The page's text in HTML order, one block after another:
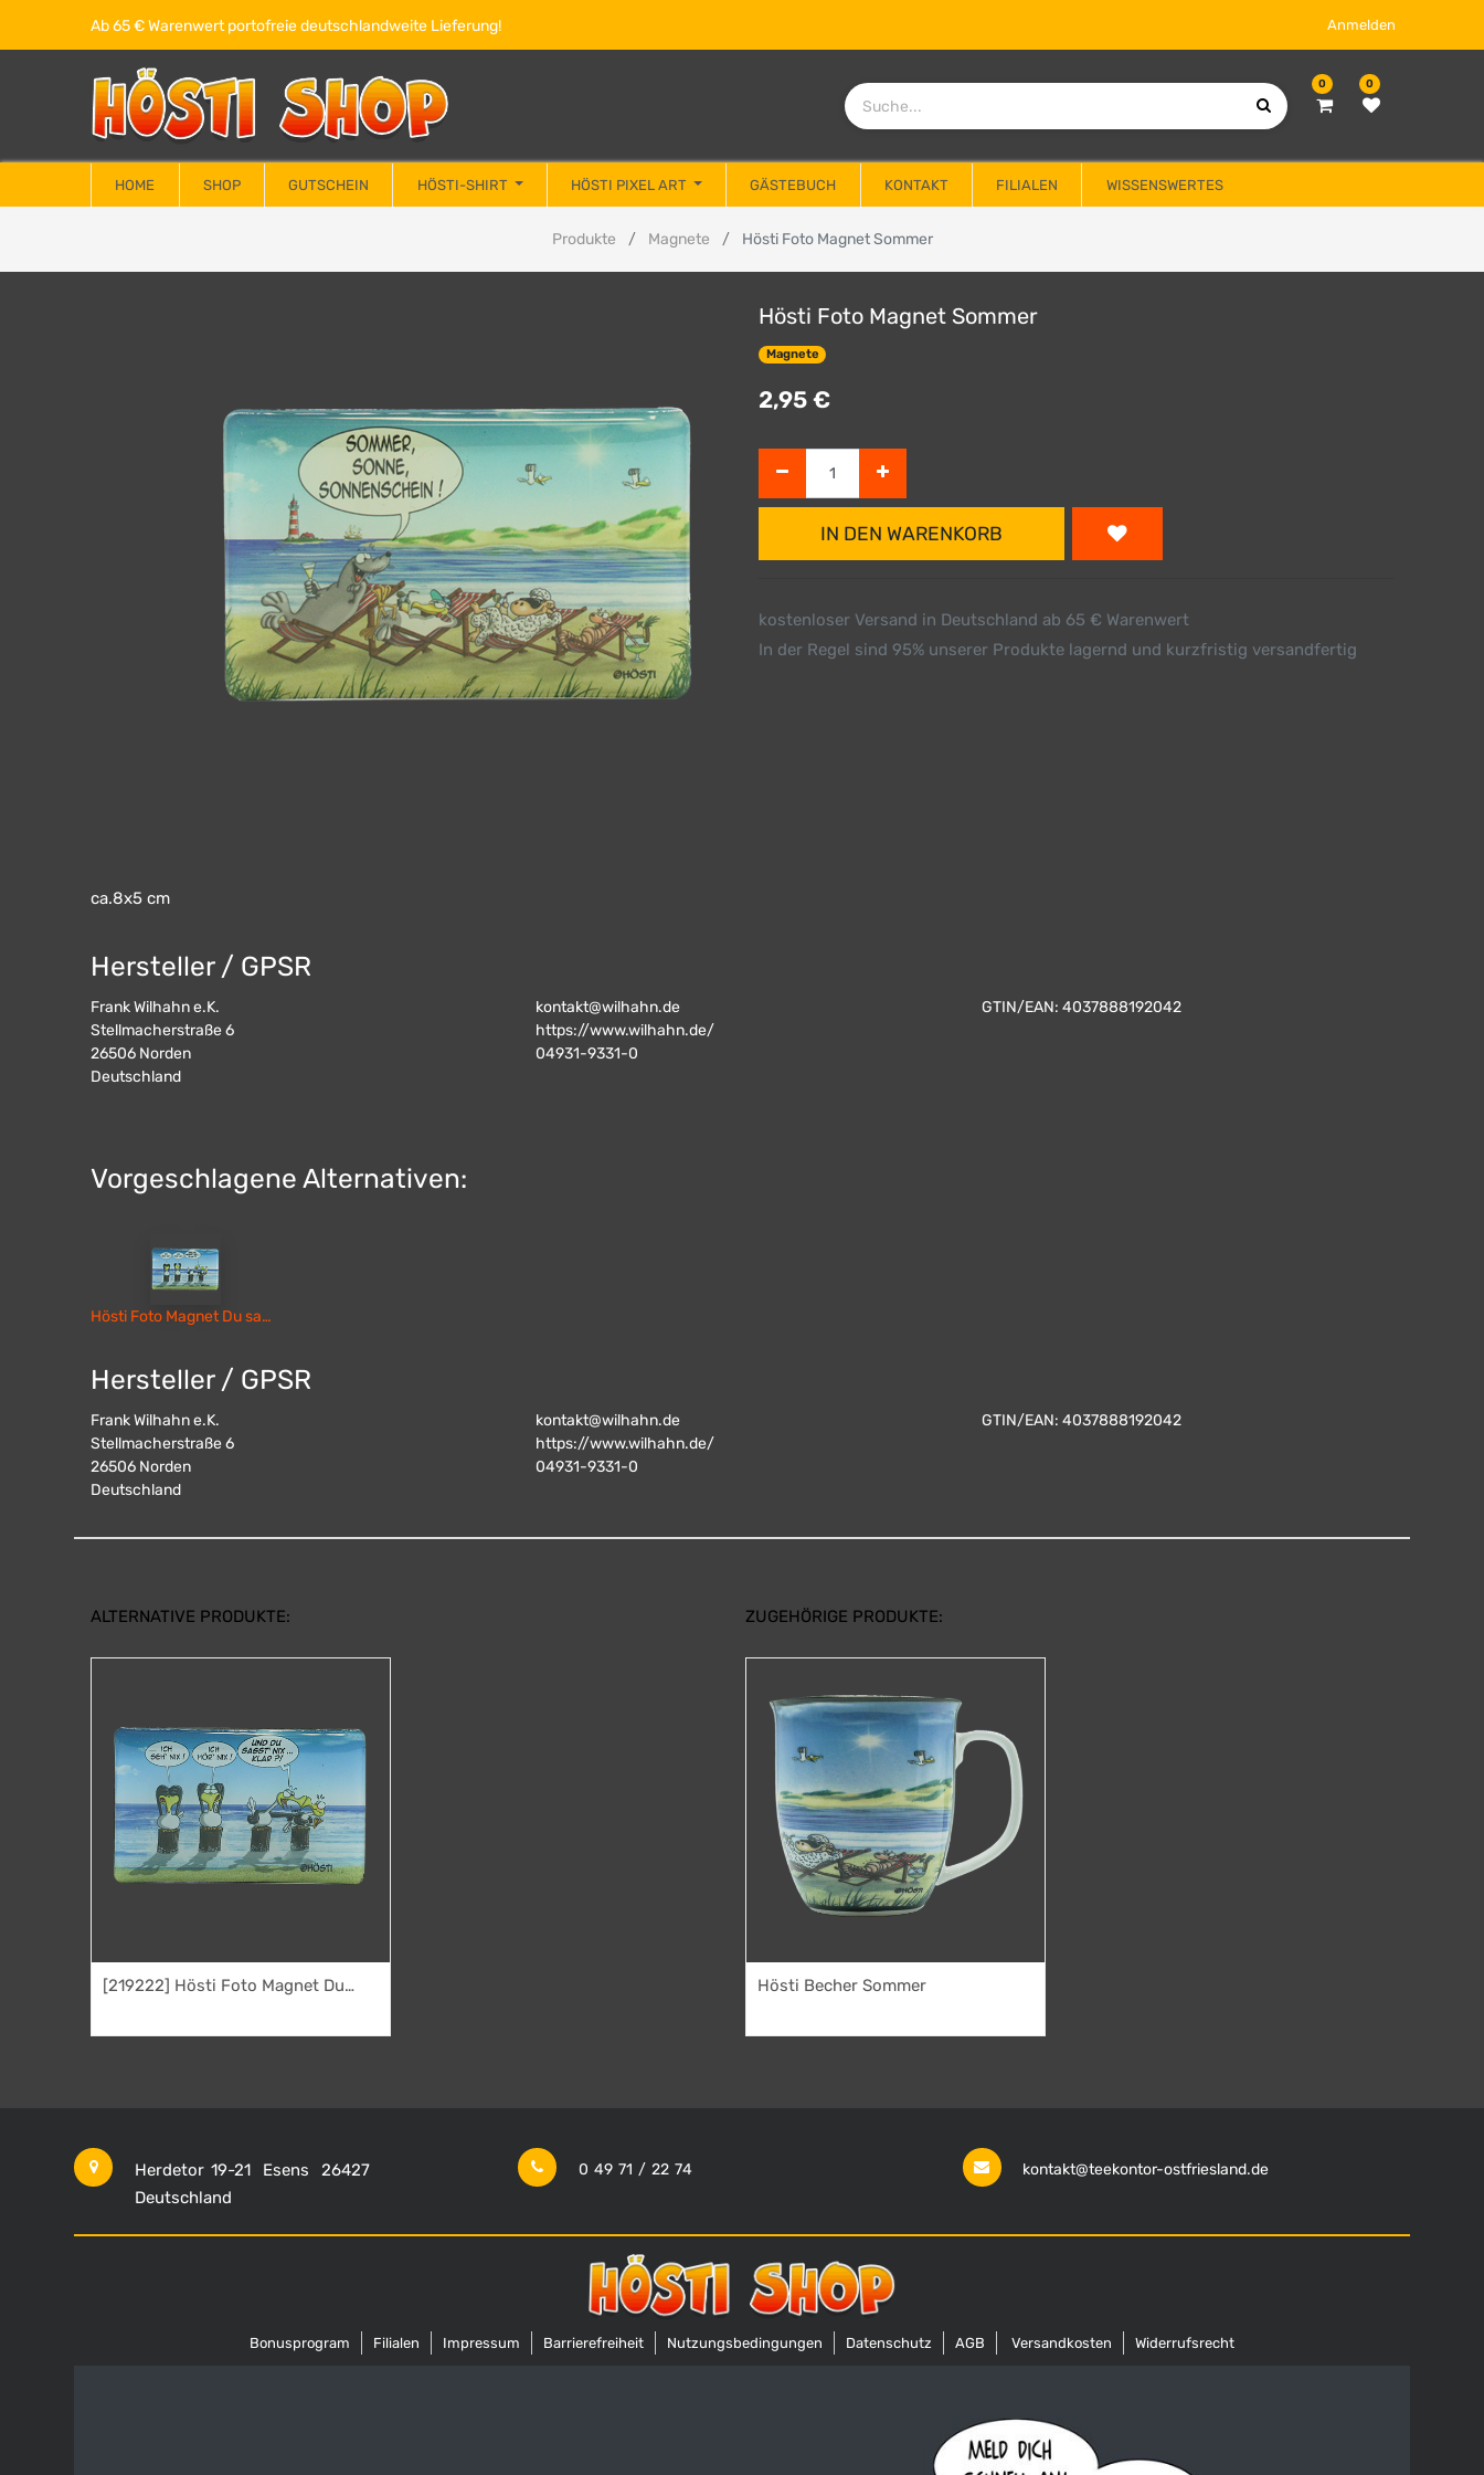
Ab 65 € Warenwert portofreie deutschlandweite Lieferung! Anmelden
0 0
HOME SHOP GUTSCHEIN HÖSTI-SHIRT HÖSTI PIXEL ART GÄSTEBUCH KONTAKT FILIALEN WISSENSWERTES
Produkte Magnete Hösti Foto Magnet Sommer
Hösti Foto Magnet Sommer
Magnete
2,95 €
IN DEN WARENKORB
kostenloser Versand in Deutschland ab 65 € Warenwert
In der Regel sind 95% unserer Produkte lagernd und kurzfristig versandfertig
ca.8x5 cm
Hersteller / GPSR
Frank Wilhahn e.K.
Stellmacherstraße 6
26506 Norden
Deutschland
kontakt@wilhahn.de
https://www.wilhahn.de/
04931-9331-0
GTIN/EAN: 4037888192042
Vorgeschlagene Alternativen:
Hösti Foto Magnet Du sagst nix
Hersteller / GPSR
Frank Wilhahn e.K.
Stellmacherstraße 6
26506 Norden
Deutschland
kontakt@wilhahn.de
https://www.wilhahn.de/
04931-9331-0
GTIN/EAN: 4037888192042
ALTERNATIVE PRODUKTE:
[219222] Hösti Foto Magnet Du
ZUGEHÖRIGE PRODUKTE:
Hösti Becher Sommer
Herdetor 19-21 Esens
26427
Deutschland
0 49 71 / 22 74 kontakt@teekontor-ostfriesland.de
Bonusprogram Filialen Impressum Barrierefreiheit Nutzungsbedingungen Datenschutz AGB Versandkosten Widerrufsrecht